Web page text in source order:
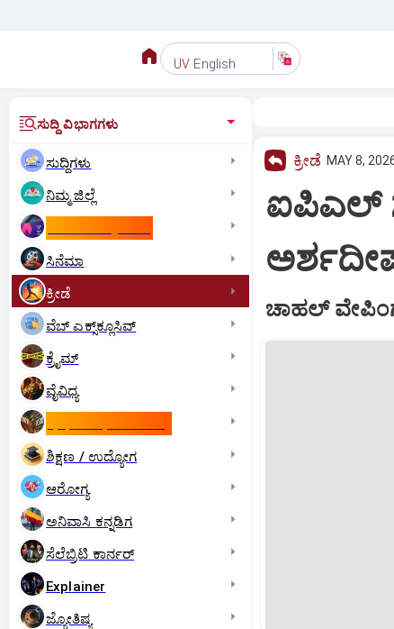
UV English
ಸುದ್ದಿ ವಿಭಾಗಗಳು
ಸುದ್ದಿಗಳು
ನಿಮ್ಮ ಜಿಲ್ಲೆ
ಸಿನೆಮಾ
ಕ್ರೀಡೆ
ವೆಬ್ ಎಕ್ಸ್‌ಕ್ಲೂಸಿವ್
ಕ್ರೈಮ್
ವೈವಿಧ್ಯ
ಶಿಕ್ಷಣ / ಉದ್ಯೋಗ
ಆರೋಗ್ಯ
ಅನಿವಾಸಿ ಕನ್ನಡಿಗ
ಸೆಲೆಬ್ರಿಟಿ ಕಾರ್ನರ್‌
Explainer
ಜ್ಯೋತಿಷ್ಯ
ಕ್ರೀಡೆ MAY 8,
ಐಪಿಎಲ್‌
ಚಾಹಲ್